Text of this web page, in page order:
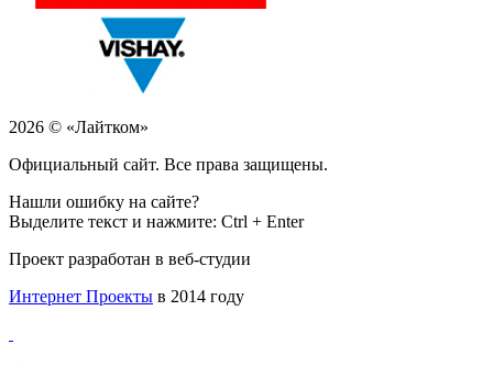
2026 © «Лайтком»
Официальный сайт. Все права защищены.
Нашли ошибку на сайте?
Выделите текст и нажмите: Ctrl + Enter
Проект разработан в веб-студии
Интернет Проекты в 2014 году